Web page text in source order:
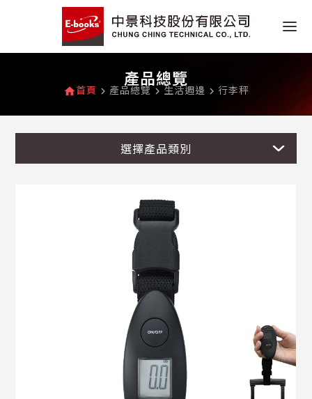
產品總覽
home首頁 navigate_next 產品總覽 navigate_next 生活週邊 navigate_next 行李秤
選擇產品類別